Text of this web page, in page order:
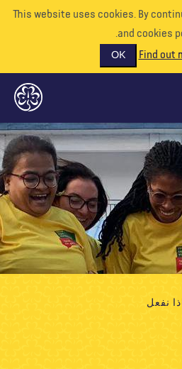
This website uses cookies. By
and
Find
OK